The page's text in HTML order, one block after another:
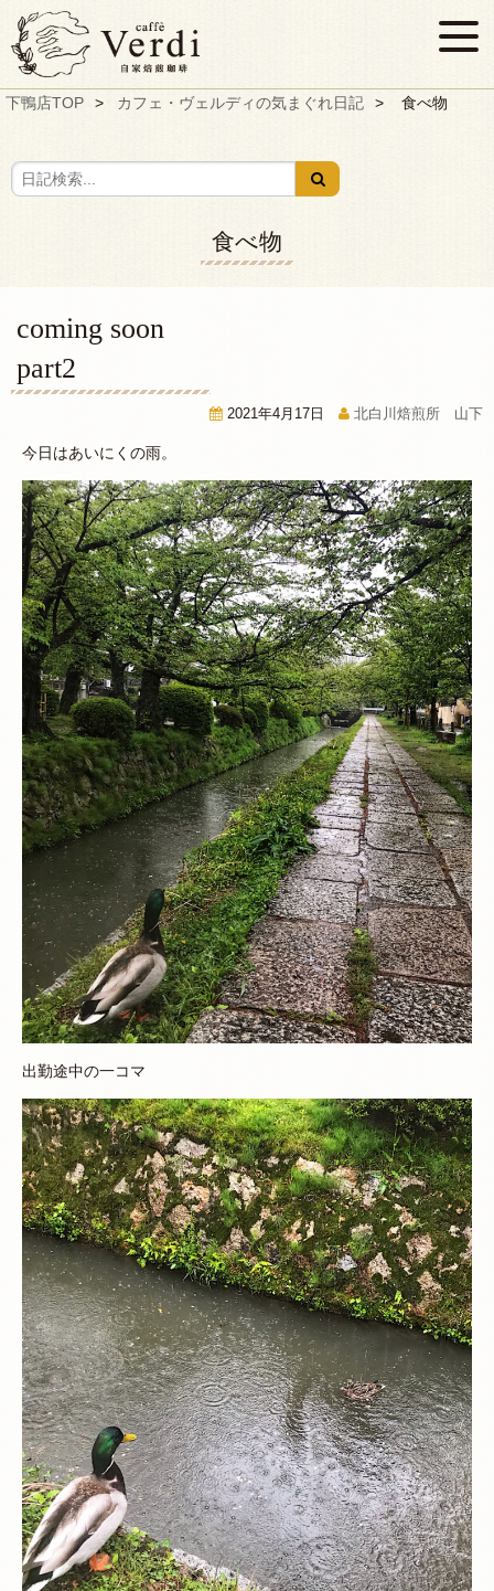
下鴨店TOP カフェ・ヴェルディの気まぐれ日記 食べ物
食べ物
coming soon
part2
2021年4月17日 北白川焙煎所 山下
今日はあいにくの雨。
出勤途中の一コマ